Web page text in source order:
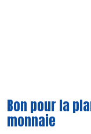
Bon pour la
monnaie